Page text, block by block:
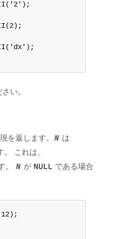
い。
を返します。 N は
。 これは、
。 N が NULL である場合